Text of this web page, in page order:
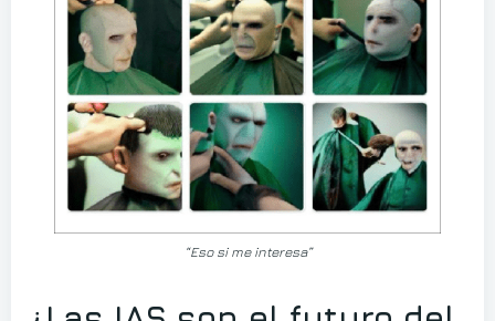
“Eso si me interesa”